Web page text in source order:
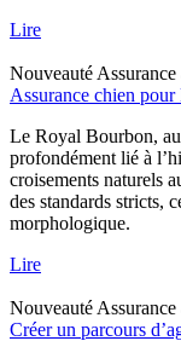
Lire
Nouveauté
Assurance chien
Le Royal Bourbon,
profondément lié à
croisements naturels
des standards stricts,
morphologique.
Lire
Nouveauté
Créer un parcours